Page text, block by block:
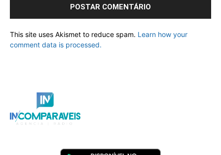
This site uses Akismet to reduce spam. Learn how your
comment data is processed.